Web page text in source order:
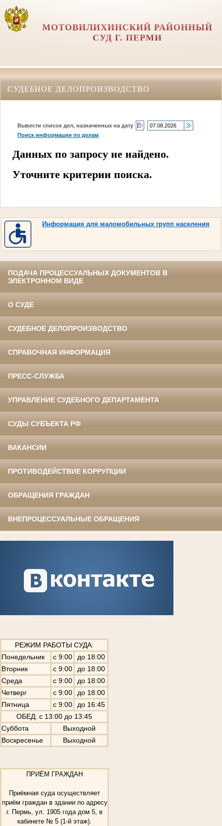
МОТОВИЛИХИНСКИЙ РАЙОННЫЙ
СУД Г. ПЕРМИ
СУДЕБНОЕ ДЕЛОПРОИЗВОДСТВО
Вывести список дел, назначенных на дату
Поиск информации по делам
Данных по запросу не найдено.
Уточните критерии поиска.
Информация для маломобильных групп населения
ПОДАЧА ПРОЦЕССУАЛЬНЫХ ДОКУМЕНТОВ В
ЭЛЕКТРОННОМ ВИДЕ
О СУДЕ
СУДЕБНОЕ ДЕЛОПРОИЗВОДСТВО
СПРАВОЧНАЯ ИНФОРМАЦИЯ
ПРЕСС-СЛУЖБА
УПРАВЛЕНИЕ СУДЕБНОГО ДЕПАРТАМЕНТА
СУДЫ СУБЪЕКТА РФ
ВАКАНСИИ
ПРОТИВОДЕЙСТВИЕ КОРРУПЦИИ
ОБРАЩЕНИЯ ГРАЖДАН
ВНЕПРОЦЕССУАЛЬНЫЕ ОБРАЩЕНИЯ
РЕЖИМ РАБОТЫ СУДА:
Понедельник
с 9:00
до 18:00
Вторник
с 9:00
до 18:00
Среда
с 9:00
до 18:00
Четверг
с 9:00
до 18:00
Пятница
с 9:00
до 16:45
ОБЕД: с 13:00 до 13:45
Суббота
Выходной
Воскресенье
Выходной
ПРИЁМ ГРАЖДАН
Приёмная суда осуществляет
приём граждан в здании по адресу
г. Пермь, ул. 1905 года дом 5, в
кабинете № 5 (1-й этаж).